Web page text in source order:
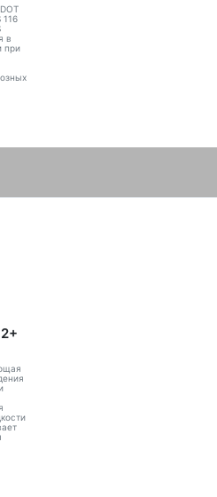
116
в
при